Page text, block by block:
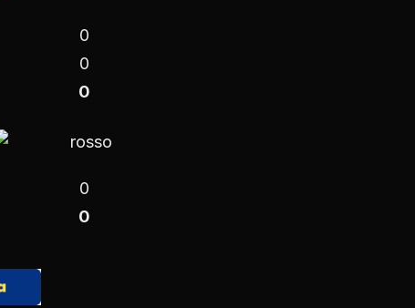
0
0
0
0
0